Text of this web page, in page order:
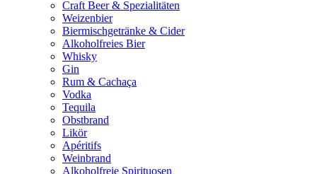
Craft Beer & Spezialitäten
Weizenbier
Biermischgetränke & Cider
Alkoholfreies Bier
Whisky
Gin
Rum & Cachaça
Vodka
Tequila
Obstbrand
Likör
Apéritifs
Weinbrand
Alkoholfreie Spirituosen